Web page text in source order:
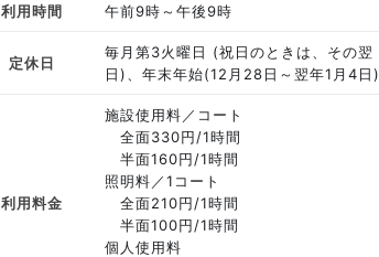
利用時間 午前9時～午後9時
定休日
毎月第3火曜日 (祝日のときは、その翌
日)、年末年始(12月28日～翌年1月4日)
利用料金
施設使用料／コート
全面330円/1時間
半面160円/1時間
照明料／1コート
全面210円/1時間
半面100円/1時間
個人使用料